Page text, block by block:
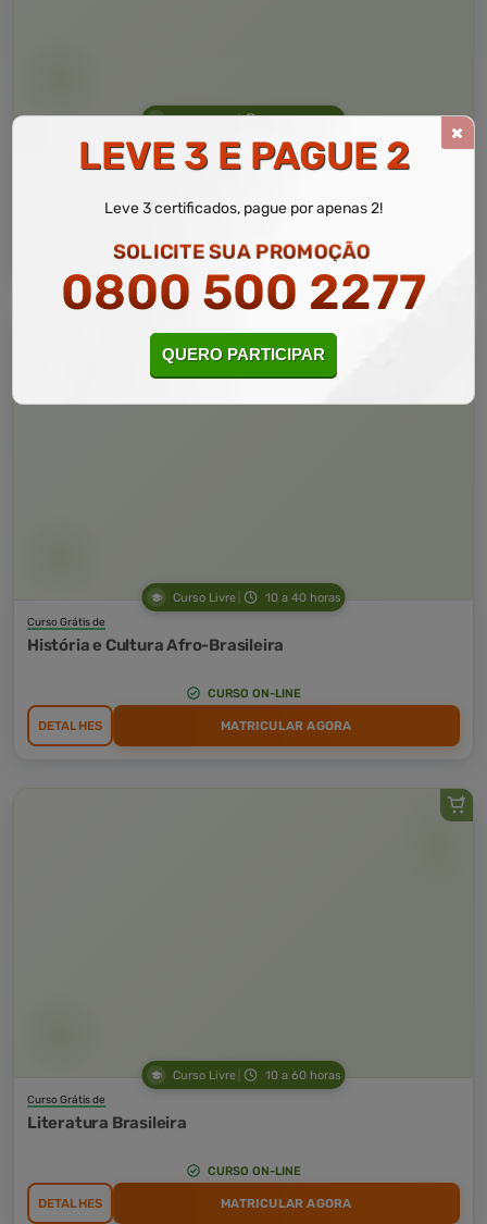
Curso Livre 10 a 60 horas
Curso Grátis de
Língua Brasileira de Sinais
CURSO ON-LINE
MATRICULAR AGORA
Curso Livre 10 a 40 horas
Curso Grátis de
História e Cultura Afro-Brasileira
CURSO ON-LINE
DETALHES MATRICULAR AGORA
Curso Livre 10 a 60 horas
Curso Grátis de
Literatura Brasileira
CURSO ON-LINE
DETALHES MATRICULAR AGORA
LEVE 3 E PAGUE 2
Leve 3 certificados, pague por apenas 2!
SOLICITE SUA PROMOÇÃO
0800 500 2277
QUERO PARTICIPAR